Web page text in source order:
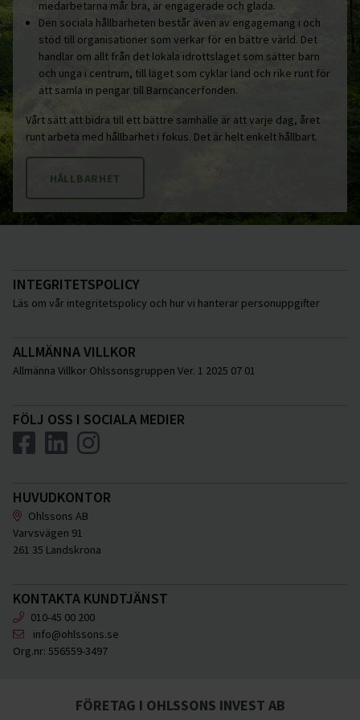
medarbetarna mår bra, är engagerade och glada.
Den sociala hållbarheten består även av engagemang i och
stöd till organisationer som verkar för en bättre värld. Det
handlar om allt från det lokala idrottslaget som sätter barn
och unga i centrum, till laget som cyklar land och rike runt för
att samla in pengar till Barncancerfonden.
Vårt sätt att bidra till ett bättre samhälle är att varje dag, året
runt arbeta med hållbarhet i fokus. Det är helt enkelt hållbart.
HÅLLBARHET
INTEGRITETSPOLICY
Läs om vår integritetspolicy och hur vi hanterar personuppgifter
ALLMÄNNA VILLKOR
Allmänna Villkor Ohlssonsgruppen Ver. 1 2025 07 01
FÖLJ OSS I SOCIALA MEDIER
HUVUDKONTOR
Ohlssons AB
Varvsvägen 91
261 35 Landskrona
KONTAKTA KUNDTJÄNST
010-45 00 200
info@ohlssons.se
Org.nr: 556559-3497
FÖRETAG I OHLSSONS INVEST AB